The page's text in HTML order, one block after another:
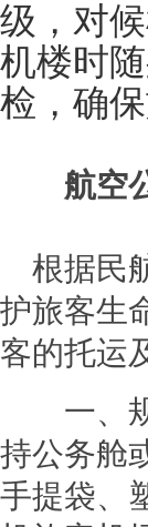
级，对
机楼时
检，确保
航空公
根据民
护旅客生
客的托运
一、规
持公务舱
手提袋、